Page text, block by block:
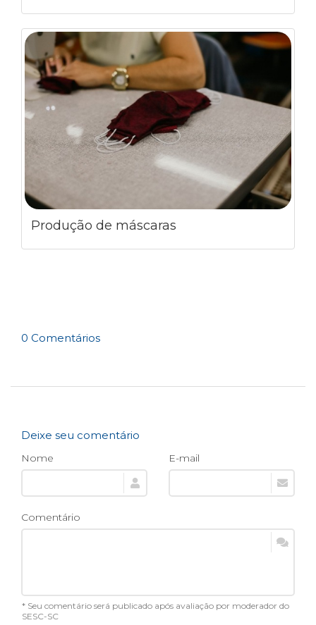
Produção de máscaras
0 Comentários
Deixe seu comentário
Nome E-mail
Comentário
* Seu comentário será publicado após avaliação por moderador do
SESC-SC